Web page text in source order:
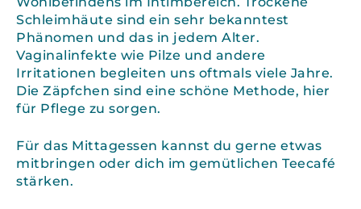
Schleimhäute sind ein sehr bekanntest
Phänomen und das in jedem Alter.
Vaginalinfekte wie Pilze und andere
Irritationen begleiten uns oftmals viele Jahre.
Die Zäpfchen sind eine schöne Methode, hier
für Pflege zu sorgen.
Für das Mittagessen kannst du gerne etwas
mitbringen oder dich im gemütlichen Teecafé
stärken.